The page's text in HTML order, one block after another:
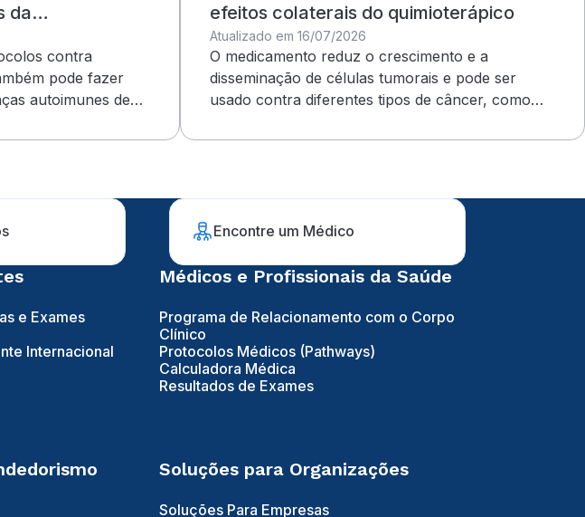
da
contra
pode fazer
autoimunes de
efeitos colaterais do quimioterápico
Atualizado em 16/07/2026
O medicamento reduz o crescimento e a
disseminação de células tumorais e pode ser
usado contra diferentes tipos de câncer, como
Encontre um Médico
e Exames
Internacional
Médicos e Profissionais da Saúde
Programa de Relacionamento com o Corpo
Clínico
Protocolos Médicos (Pathways)
Calculadora Médica
Resultados de Exames
Soluções para Organizações
Soluções Para Empresas